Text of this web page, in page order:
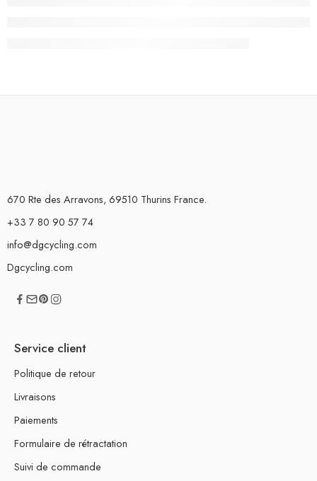
670 Rte des Arravons, 69510 Thurins France.
+33 7 80 90 57 74
info@dgcycling.com
Dgcycling.com
Service client
Politique de retour
Livraisons
Paiements
Formulaire de rétractation
Suivi de commande